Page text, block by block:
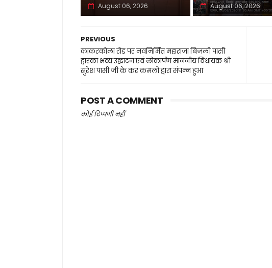
August 06, 2026 August 06, 2026
PREVIOUS
काकरकोला रोड पर नवनिर्मित महाराजा बिजली पासी
द्वारका भव्य उद्घाटन एवं लोकार्पण माननीय विधायक श्री
सुरेश पासी जी के कर कमलो द्वारा संपन्न हुआ
POST A COMMENT
कोई टिप्पणी नहीं